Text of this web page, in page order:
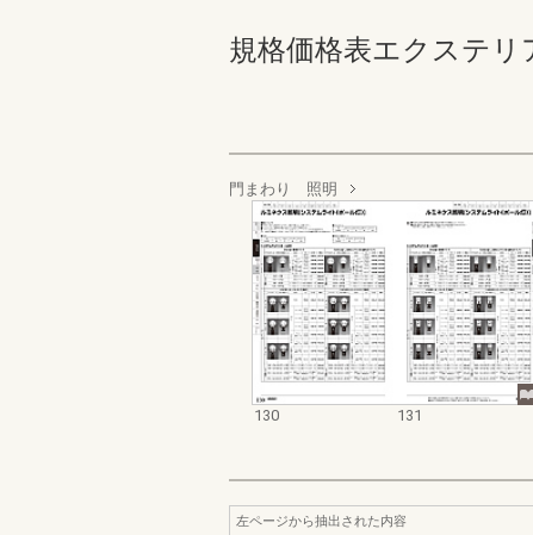
規格価格表エクステリ
門まわり 照明
130 131
左ページから抽出された内容